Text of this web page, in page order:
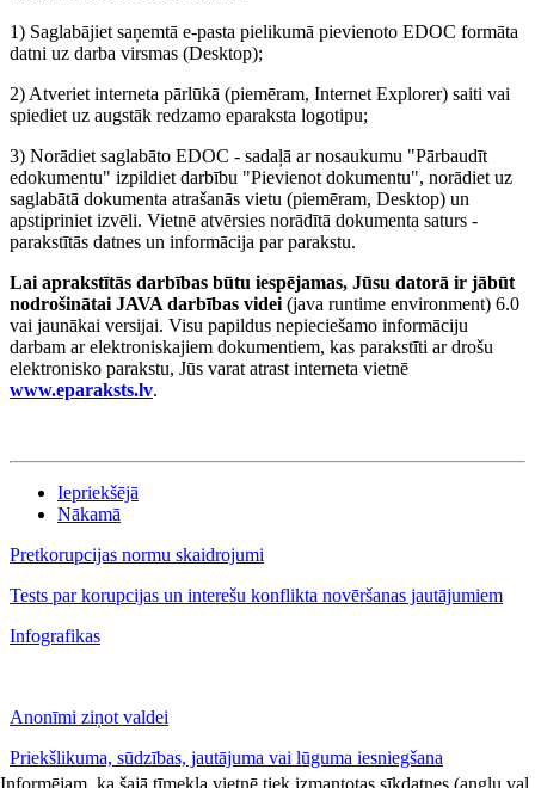
1) Saglabājiet saņemtā e-pasta pielikumā pievienoto EDOC formāta
datni uz darba virsmas (Desktop);
2) Atveriet interneta pārlūkā (piemēram, Internet Explorer) saiti vai
spiediet uz augstāk redzamo eparaksta logotipu;
3) Norādiet saglabāto EDOC - sadaļā ar nosaukumu "Pārbaudīt
edokumentu" izpildiet darbību "Pievienot dokumentu", norādiet uz
saglabātā dokumenta atrašanās vietu (piemēram, Desktop) un
apstipriniet izvēli. Vietnē atvērsies norādītā dokumenta saturs -
parakstītās datnes un informācija par parakstu.
Lai aprakstītās darbības būtu iespējamas, Jūsu datorā ir jābūt
nodrošinātai JAVA darbības videi (java runtime environment) 6.0
vai jaunākai versijai. Visu papildus nepieciešamo informāciju
darbam ar elektroniskajiem dokumentiem, kas parakstīti ar drošu
elektronisko parakstu, Jūs varat atrast interneta vietnē
www.eparaksts.lv.
Iepriekšējā
Nākamā
Pretkorupcijas normu skaidrojumi
Tests par korupcijas un interešu konflikta novēršanas jautājumiem
Infografikas
Anonīmi ziņot valdei
Priekšlikuma, sūdzības, jautājuma vai lūguma iesniegšana
Informējam, ka šajā tīmekļa vietnē tiek izmantotas sīkdatnes (angļu val.